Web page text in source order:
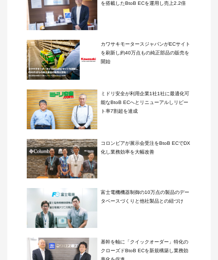
を搭載したBtoB ECを運用し売上2.2倍
カワサキモータースジャパンがECサイト
を刷新し約40万点もの純正部品の販売を
開始
ミドリ安全が利用企業1社1社に最適化可
能なBtoB ECへとリニューアルしリピー
ト率7割超を達成
コロンビアが展示会受注をBtoB ECでDX
化し業務効率を大幅改善
富士電機機器制御の10万点の製品のデー
タベースづくりと他社製品との紐づけ
基幹を軸に「クイックオーダー」特化の
クローズドBtoB ECを新規構築し業務効